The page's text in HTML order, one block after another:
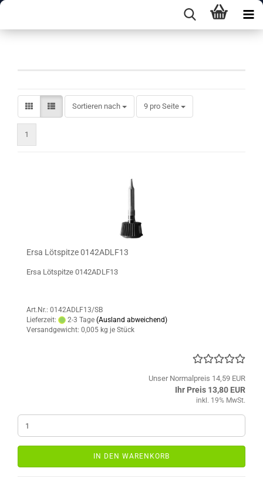
Sortieren nach
Sortieren nach 9 pro Seite
pro Seite
1
Ersa Lötspitze 0142ADLF13
Ersa Lötspitze 0142ADLF13
Art.Nr.: 0142ADLF13/SB
Lieferzeit:
2-3 Tage (Ausland abweichend)
Versandgewicht: 0,005 kg je Stück
Unser Normalpreis 14,59 EUR
Ihr Preis 13,80 EUR
inkl. 19% MwSt.
IN DEN WARENKORB